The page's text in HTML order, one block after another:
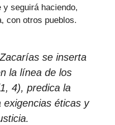
seguirá haciendo,
con otros pueblos.
se inserta
la línea de los
4), predica la
exigencias éticas y